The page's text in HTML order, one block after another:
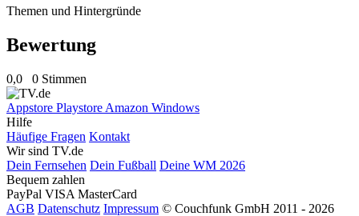
Themen und Hintergründe
Bewertung
0,0 0 Stimmen
Appstore Playstore Amazon Windows
Hilfe
Häufige Fragen Kontakt
Wir sind TV.de
Dein Fernsehen Dein Fußball Deine WM 2026
Bequem zahlen
PayPal VISA MasterCard
AGB Datenschutz Impressum © Couchfunk GmbH 2011 - 2026